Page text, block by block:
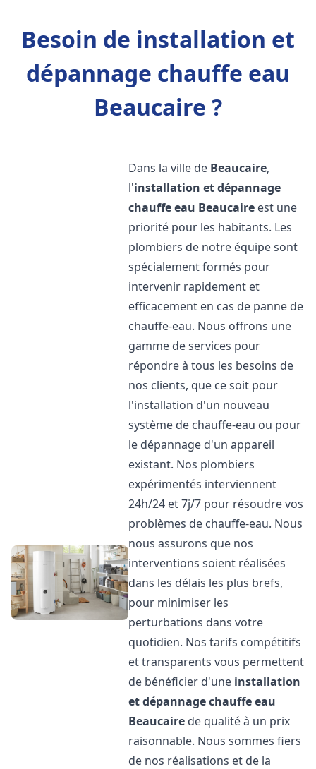
Besoin de installation et
dépannage chauffe eau
Beaucaire ?
Dans la ville de Beaucaire,
l'installation et dépannage
chauffe eau Beaucaire est une
priorité pour les habitants. Les
plombiers de notre équipe sont
spécialement formés pour
intervenir rapidement et
efficacement en cas de panne de
chauffe-eau. Nous offrons une
gamme de services pour
répondre à tous les besoins de
nos clients, que ce soit pour
l'installation d'un nouveau
système de chauffe-eau ou pour
le dépannage d'un appareil
existant. Nos plombiers
expérimentés interviennent
24h/24 et 7j/7 pour résoudre vos
problèmes de chauffe-eau. Nous
nous assurons que nos
interventions soient réalisées
dans les délais les plus brefs,
pour minimiser les
perturbations dans votre
quotidien. Nos tarifs compétitifs
et transparents vous permettent
de bénéficier d'une installation
et dépannage chauffe eau
Beaucaire de qualité à un prix
raisonnable. Nous sommes fiers
de nos réalisations et de la